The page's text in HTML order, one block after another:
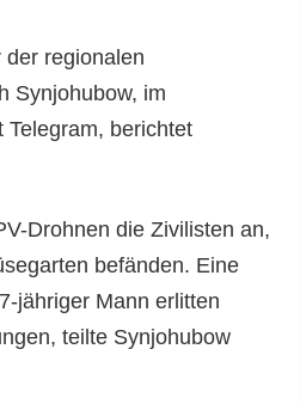
regionalen
Synjohubow, im
Telegram, berichtet
Drohnen die Zivilisten an,
befänden. Eine
jähriger Mann erlitten
teilte Synjohubow